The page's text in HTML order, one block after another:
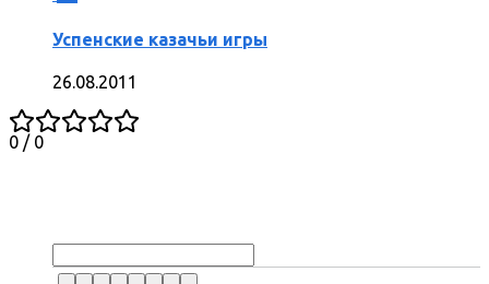
Успенские казачьи игры
26.08.2011
0 / 0